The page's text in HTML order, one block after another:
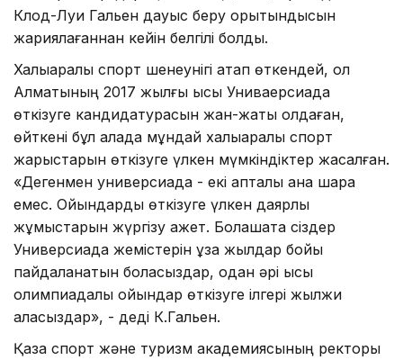
Клод-Луи Гальен дауыс беру қорытындысын
жариялағаннан кейін белгілі болды.
Халықаралық спорт шенеунігі атап өткендей, ол
Алматының 2017 жылғы қысқы Униваерсиада
өткізуге кандидатурасын жан-жақты қолдаған,
өйткені бұл қалада мұндай халықаралық спорт
жарыстарын өткізуге үлкен мүмкіндіктер жасалған.
«Дегенмен универсиада - екі апталық қана шара
емес. Ойындарды өткізуге үлкен даярлық
жұмыстарын жүргізу қажет. Болашақта сіздер
Универсиада жемістерін ұзақ жылдар бойы
пайдаланатын боласыздар, одан әрі қысқы
олимпиадалық ойындар өткізуге ілгері жылжи
аласыздар», - деді К.Гальен.
Қазақ спорт және туризм академиясының ректоры